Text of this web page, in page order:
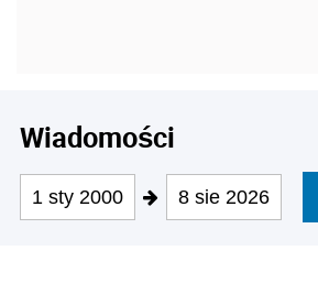
Wiadomości
1 sty 2000 8 sie 2026